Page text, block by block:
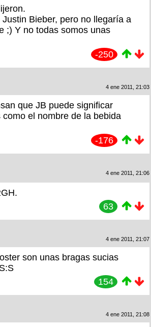
Justin Bieber, pero no llegaría a
;) Y no todas somos unas
-250
4 ene 2011, 21:03
que JB puede significar
el nombre de la bebida
-176
4 ene 2011, 21:06
63
4 ene 2011, 21:07
son unas bragas sucias
154
4 ene 2011, 21:08